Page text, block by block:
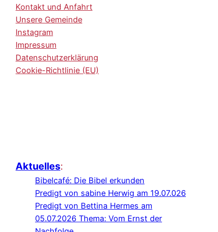
Kontakt und Anfahrt
Unsere Gemeinde
Instagram
Impressum
Datenschutzerklärung
Cookie-Richtlinie (EU)
Aktuelles:
Bibelcafé: Die Bibel erkunden
Predigt von sabine Herwig am 19.07.026
Predigt von Bettina Hermes am
05.07.2026 Thema: Vom Ernst der